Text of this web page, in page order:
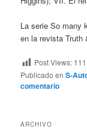
La serie So many
en la revista
Post Views: 111
Publicado en S-
comentario
ARCHIVO